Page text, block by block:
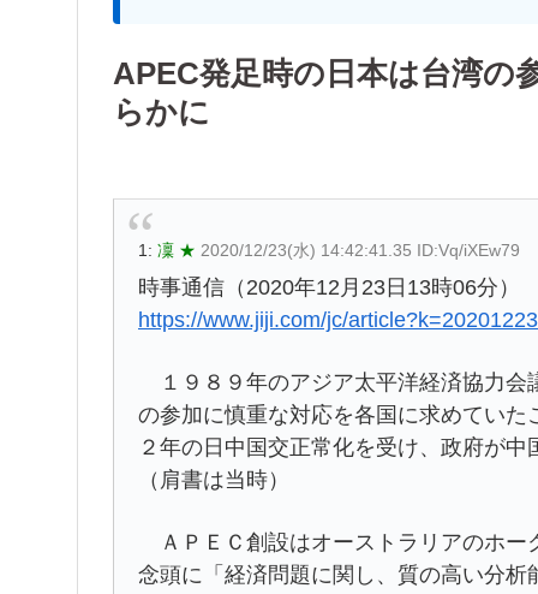
APEC発足時の日本は台湾の
らかに
1: 凜 ★ 2020/12/23(水) 14:42:41.35 ID:Vq/iXEw79
時事通信（2020年12月23日13時06分）
https://www.jiji.com/jc/
１９８９年のアジア太平洋経済協力会
の参加に慎重な対応を各国に求めてい
２年の日中国交正常化を受け、政府が
（肩書は当時）
ＡＰＥＣ創設はオーストラリアのホー
念頭に「経済問題に関し、質の高い分